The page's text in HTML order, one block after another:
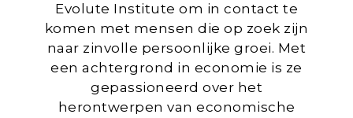
Evolute Institute om in contact te
komen met mensen die op zoek zijn
naar zinvolle persoonlijke groei. Met
een achtergrond in economie is ze
gepassioneerd over het
herontwerpen van economische